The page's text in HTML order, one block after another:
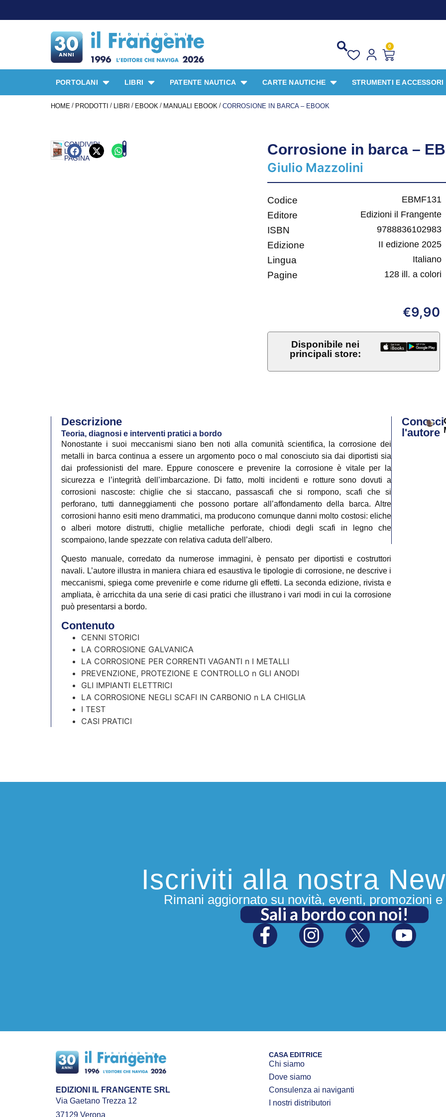
0
PORTOLANI LIBRI PATENTE NAUTICA CARTE NAUTICHE STRUMENTI E ACCESSORI
HOME / PRODOTTI / LIBRI / EBOOK / MANUALI EBOOK / CORROSIONE IN BARCA – EBOOK
CONDIVIDI
LA
PAGINA
Corrosione in barca –
Giulio Mazzolini
Codice EBMF131
Editore Edizioni il Frangente
ISBN 9788836102983
Edizione II edizione 2025
Lingua Italiano
Pagine 128 ill. a colori
€9,90
Disponibile nei
principali store:
Descrizione
Teoria, diagnosi e interventi pratici a bordo
Nonostante i suoi meccanismi siano ben noti alla comunità scientifica, la corrosione dei
metalli in barca continua a essere un argomento poco o mal conosciuto sia dai diportisti sia
dai professionisti del mare. Eppure conoscere e prevenire la corrosione è vitale per la
sicurezza e l’integrità dell’imbarcazione. Di fatto, molti incidenti e rotture sono dovuti a
corrosioni nascoste: chiglie che si staccano, passascafi che si rompono, scafi che si
perforano, tutti danneggiamenti che possono portare all’affondamento della barca. Altre
corrosioni hanno esiti meno drammatici, ma producono comunque danni molto costosi: eliche
o alberi motore distrutti, chiglie metalliche perforate, chiodi degli scafi in legno che
scompaiono, lande spezzate con relativa caduta dell’albero.
Questo manuale, corredato da numerose immagini, è pensato per diportisti e costruttori
navali. L’autore illustra in maniera chiara ed esaustiva le tipologie di corrosione, ne descrive i
meccanismi, spiega come prevenirle e come ridurne gli effetti. La seconda edizione, rivista e
ampliata, è arricchita da una serie di casi pratici che illustrano i vari modi in cui la corrosione
può presentarsi a bordo.
Contenuto
CENNI STORICI
LA CORROSIONE GALVANICA
LA CORROSIONE PER CORRENTI VAGANTI n I METALLI
PREVENZIONE, PROTEZIONE E CONTROLLO n GLI ANODI
GLI IMPIANTI ELETTRICI
LA CORROSIONE NEGLI SCAFI IN CARBONIO n LA CHIGLIA
I TEST
CASI PRATICI
Conosci
l'autore
Iscriviti alla nostra
Rimani aggiornato su novità, eventi, promozioni
Sali a bordo con noi!
EDIZIONI IL FRANGENTE SRL
Via Gaetano Trezza 12
37129 Verona
CASA EDITRICE
Chi siamo
Dove siamo
Consulenza ai naviganti
I nostri distributori